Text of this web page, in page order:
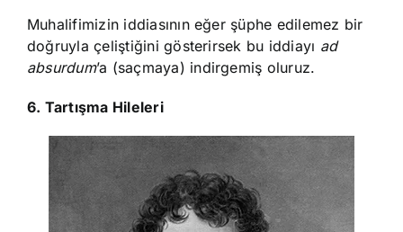
Muhalifimizin iddiasının eğer şüphe edilemez bir
doğruyla çeliştiğini gösterirsek bu iddiayı ad
absurdum’a (saçmaya) indirgemiş oluruz.
6. Tartışma Hileleri